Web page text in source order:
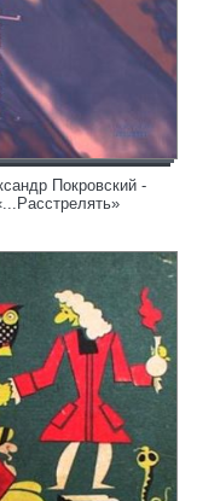
Покровский -